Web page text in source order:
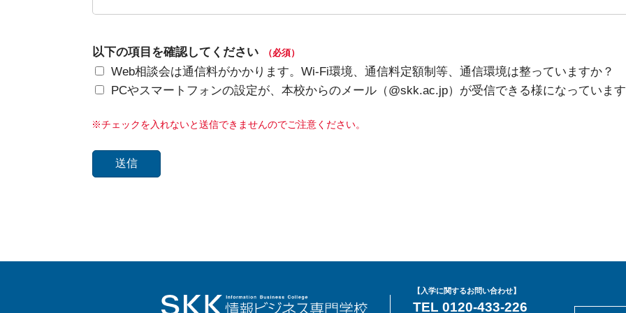
以下の項目を確認してください （必須）
Web相談会は通信料がかかります。Wi-Fi環境、通信料定額制等、通信環境は整っていますか？
PCやスマートフォンの設定が、本校からのメール（@skk.ac.jp）が受信できる様になっていま
※チェックを入れないと送信できませんのでご注意ください。
【入学に関するお問い合わせ】
TEL 0120-433-226